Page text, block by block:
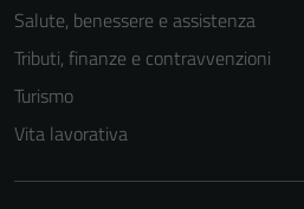
Salute, benessere e assistenza
Tributi, finanze e contravvenzioni
Turismo
Vita lavorativa